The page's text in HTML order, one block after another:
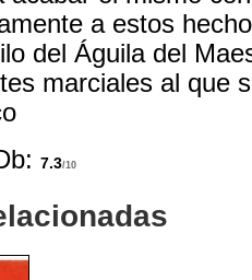
a estos
del Águila del
marciales al que
7.3/10